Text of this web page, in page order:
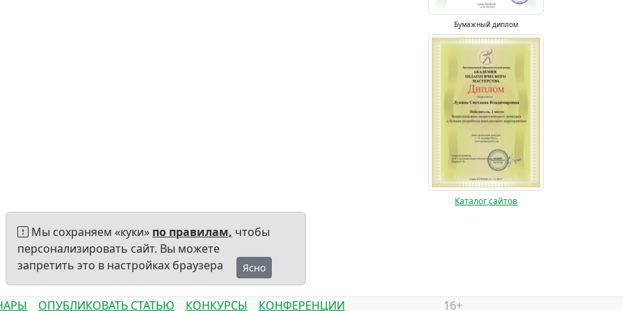
Бумажный диплом
Каталог сайтов
Мы сохраняем «куки» по правилам, чтобы
персонализировать сайт. Вы можете
запретить это в настройках браузера
Ясно
ОПУБЛИКОВАТЬ СТАТЬЮ КОНКУРСЫ КОНФЕРЕНЦИИ 16+